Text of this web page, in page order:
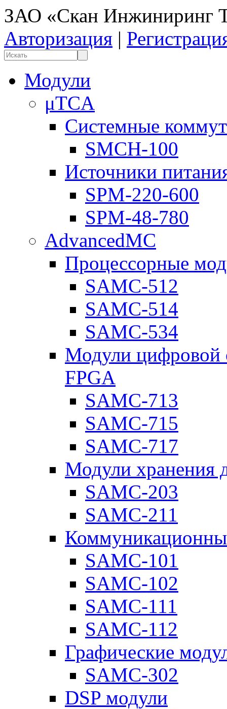
ЗАО «Скан Инжиниринг
Авторизация |
Модули
μTCA
Системные
SMCH-100
Источники
SPM-220-600
SPM-48-780
AdvancedMC
Процессорные
SAMC-512
SAMC-514
SAMC-534
Модули цифровой
FPGA
SAMC-713
SAMC-715
SAMC-717
Модули хранения
SAMC-203
SAMC-211
SAMC-101
SAMC-102
SAMC-111
SAMC-112
Графические
SAMC-302
DSP модули